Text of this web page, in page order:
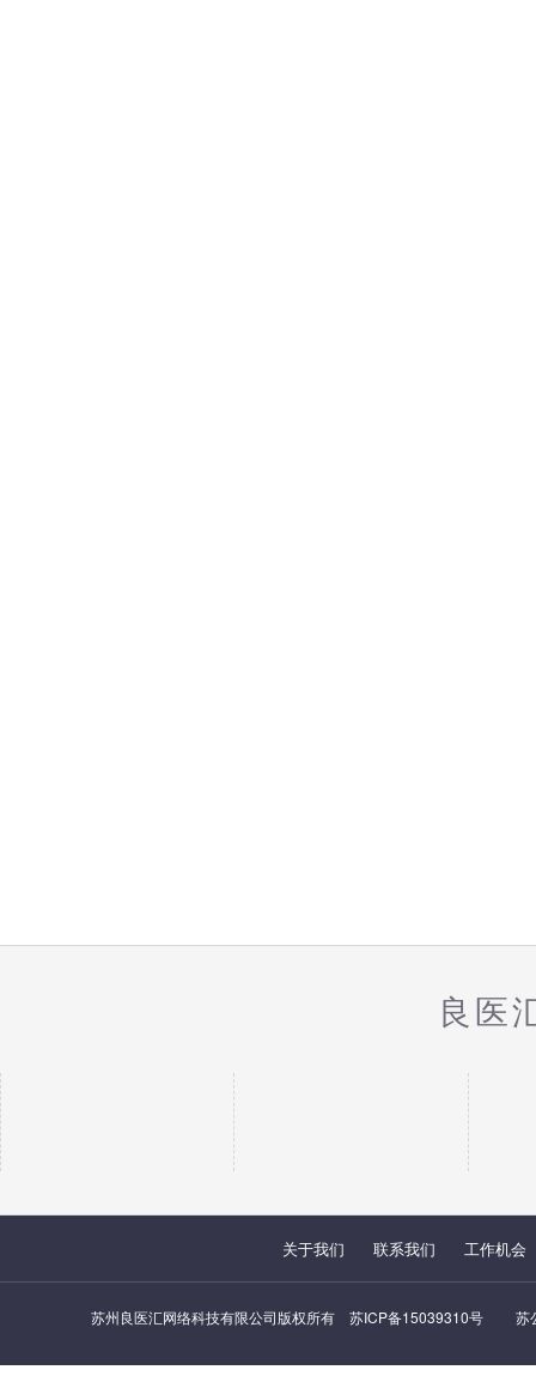
良医
关于我们 联系我们 工作机会
苏州良医汇网络科技有限公司版权所有 苏ICP备15039310号 苏